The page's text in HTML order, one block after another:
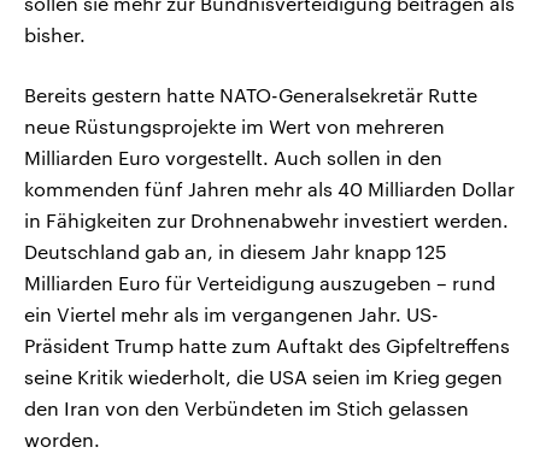
bisher.
Bereits gestern hatte NATO-Generalsekretär Rutte
neue Rüstungsprojekte im Wert von mehreren
Milliarden Euro vorgestellt. Auch sollen in den
kommenden fünf Jahren mehr als 40 Milliarden Dollar
in Fähigkeiten zur Drohnenabwehr investiert werden.
Deutschland gab an, in diesem Jahr knapp 125
Milliarden Euro für Verteidigung auszugeben – rund
ein Viertel mehr als im vergangenen Jahr. US-
Präsident Trump hatte zum Auftakt des Gipfeltreffens
seine Kritik wiederholt, die USA seien im Krieg gegen
den Iran von den Verbündeten im Stich gelassen
worden.